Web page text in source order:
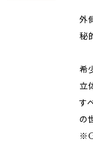
外
秘
希
立
す
の